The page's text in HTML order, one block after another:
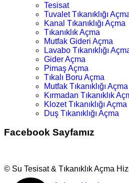
Tesisat
Tuvalet Tıkanıklığı
Kanal Tıkanıklığı Açma
Tıkanıklık Açma
Mutfak Gideri Açma
Lavabo Tıkanıklığı
Gider Açma
Pimaş Açma
Tıkalı Boru Açma
Mutfak Tıkanıklığı Açma
Kırmadan Tıkanıklık
Klozet Tıkanıklığı Açma
Duş Tıkanıklığı Açma
Facebook Sayfamız
© Su Tesisat & Tıkanıklık Açma